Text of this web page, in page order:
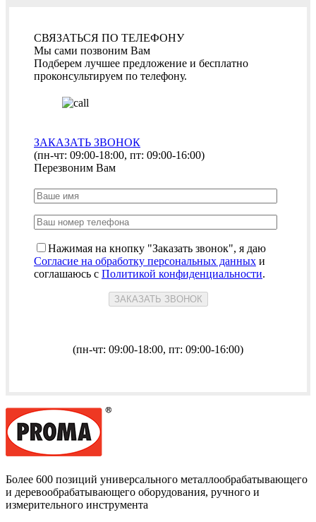
СВЯЗАТЬСЯ ПО ТЕЛЕФОНУ
Мы сами позвоним Вам
Подберем лучшее предложение и бесплатно
проконсультируем по телефону.
ЗАКАЗАТЬ ЗВОНОК
(пн-чт: 09:00-18:00, пт: 09:00-16:00)
Перезвоним Вам
Нажимая на кнопку "Заказать звонок", я даю
Согласие на обработку персональных данных и
соглашаюсь с Политикой конфиденциальности.
(пн-чт: 09:00-18:00, пт: 09:00-16:00)
Более 600 позиций универсального металлообрабатывающего
и деревообрабатывающего оборудования, ручного и
измерительного инструмента